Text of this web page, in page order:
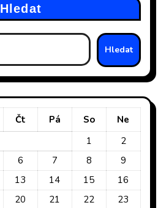
Hledat
Hledat
Čt Pá So
Ne
1
2
6 7 8
9
13 14 15
16
20 21 22
23